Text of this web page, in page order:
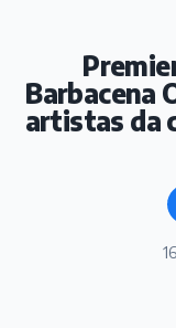
Barbacena
artistas da